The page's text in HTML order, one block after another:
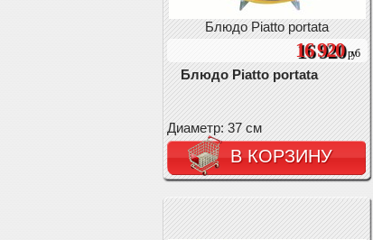
Блюдо Piatto portata
16 920руб
Блюдо Piatto portata
Диаметр: 37 см
В КОРЗИНУ